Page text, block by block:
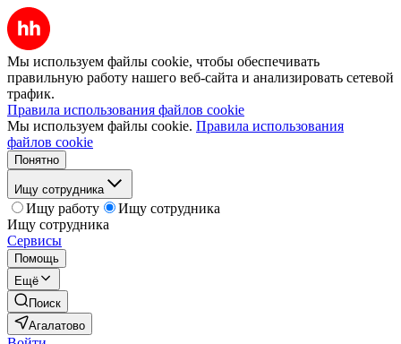
Мы используем файлы cookie, чтобы обеспечивать
правильную работу нашего веб-сайта и анализировать сетевой
трафик.
Правила использования файлов cookie
Мы используем файлы cookie. Правила использования
файлов cookie
Понятно
Ищу сотрудника
Ищу работу
Ищу сотрудника
Ищу сотрудника
Сервисы
Помощь
Ещё
Поиск
Агалатово